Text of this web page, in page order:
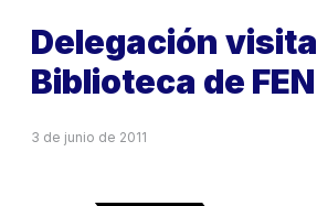
Delegación visita
Biblioteca de FEN
3 de junio de 2011